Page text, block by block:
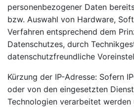
personenbezogener Daten
bzw. Auswahl von Hardware,
Verfahren entsprechend dem
Datenschutzes, durch
datenschutzfreundliche
Kürzung der IP-Adresse: Sofern
oder von den eingesetzten
Technologien verarbeitet werden